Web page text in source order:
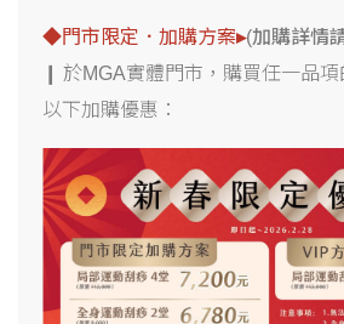
◆門市限定．加購方案▸(加購詳情
❙ 於MGA實體門市，購買任一品
以下加購優惠：